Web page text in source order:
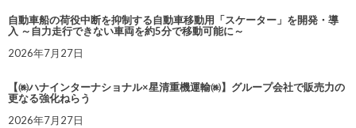
自動車船の荷役中断を抑制する自動車移動用「スケーター」を開発・導
入 ～自力走行できない車両を約5分で移動可能に～
2026年7月27日
【㈱ハナインターナショナル×星清重機運輸㈱】グループ会社で販売力の
更なる強化ねらう
2026年7月27日